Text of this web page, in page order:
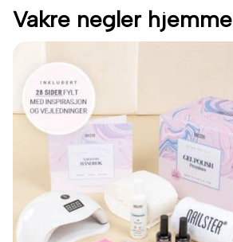
Vakre negler hjemme